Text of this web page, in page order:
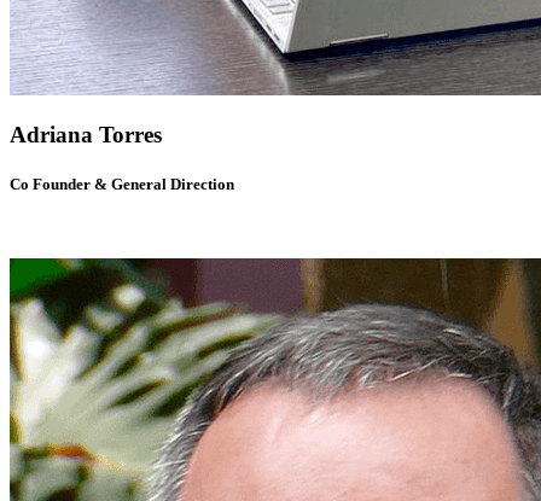
Adriana Torres
Co Founder & General Direction